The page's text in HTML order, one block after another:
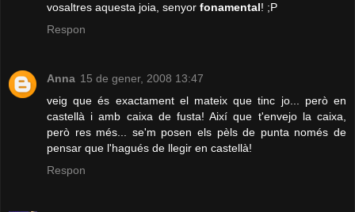
vosaltres aquesta joia, senyor fonamental! ;P
Respon
Anna 15 de gener, 2008 13:47
veig que és exactament el mateix que tinc jo... però en
castellà i amb caixa de fusta! Així que t'envejo la caixa,
però res més... se'm posen els pèls de punta només de
pensar que l'hagués de llegir en castellà!
Respon